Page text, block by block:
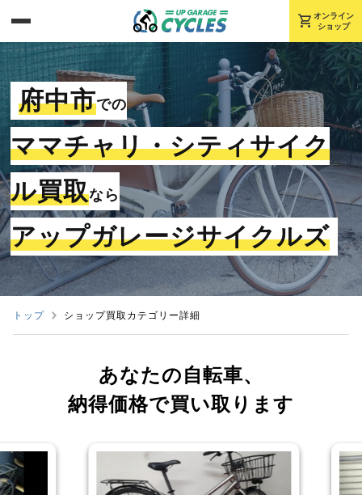
shopping_cart オンライン
ショップ
府中市での
ママチャリ・シティサイク
ル買取なら
アップガレージサイクルズ
トップ ショップ買取カテゴリー詳細
あなたの自転車、
納得価格で買い取ります